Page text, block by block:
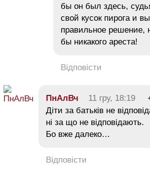
бы он был здесь,
свой кусок пирога и
правильное решение,
бы никакого ареста!
Відповісти
ПнАлВч 11 гру, 18:19
Діти за батьків не
ні за що не відповідають.
Бо вже далеко…
Відповісти